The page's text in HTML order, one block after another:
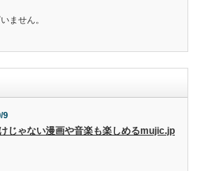
ません。
9
じゃない漫画や音楽も楽しめるmujic.jp